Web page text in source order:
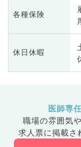
各種保険
休日休暇
医師専
職場の雰囲気
求人票に掲載さ